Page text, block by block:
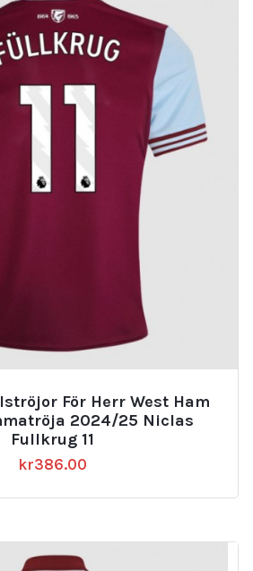
För Herr West Ham
2024/25 Niclas
Fullkrug 11
kr386.00